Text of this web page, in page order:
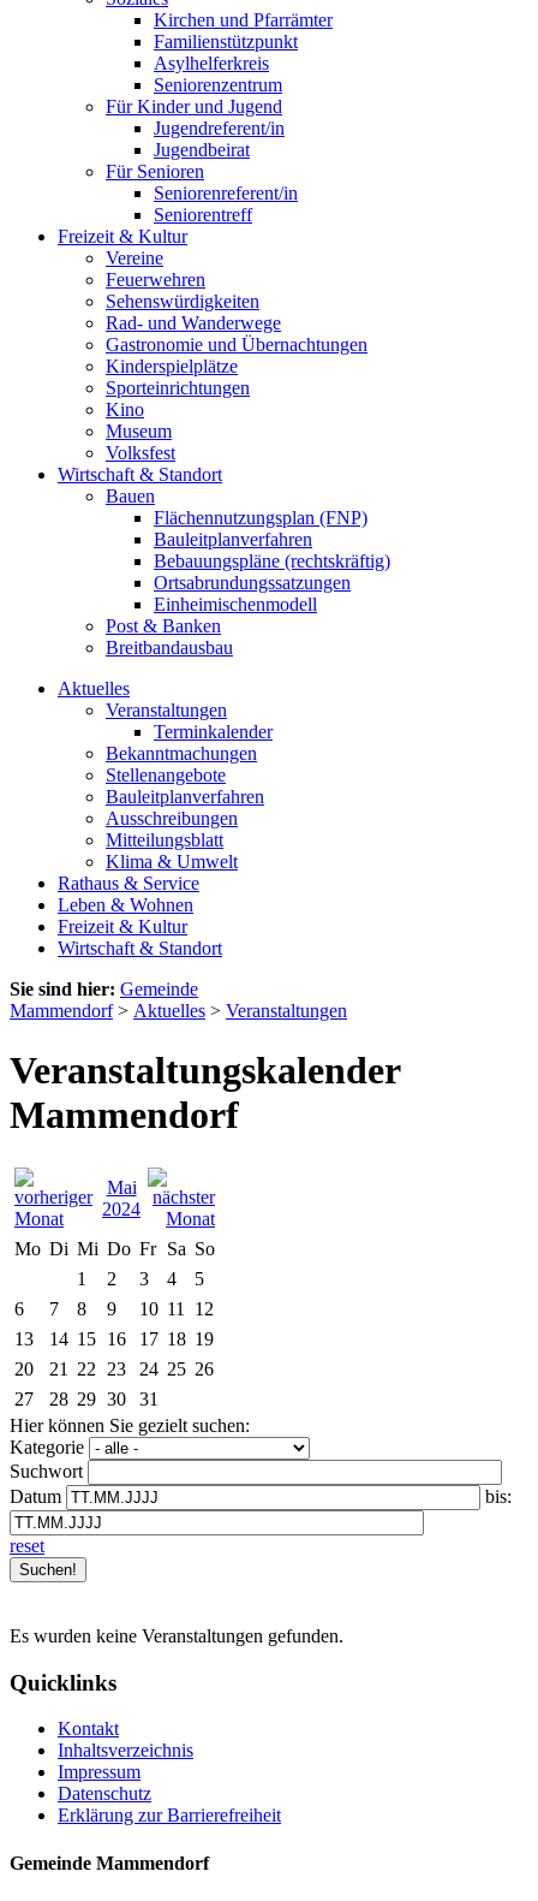
Kirchen und Pfarrämter
Familienstützpunkt
Asylhelferkreis
Seniorenzentrum
Für Kinder und Jugend
Jugendreferent/in
Jugendbeirat
Für Senioren
Seniorenreferent/in
Seniorentreff
Freizeit & Kultur
Vereine
Feuerwehren
Sehenswürdigkeiten
Rad- und Wanderwege
Gastronomie und Übernachtungen
Kinderspielplätze
Sporteinrichtungen
Kino
Museum
Volksfest
Wirtschaft & Standort
Bauen
Flächennutzungsplan (FNP)
Bauleitplanverfahren
Bebauungspläne (rechtskräftig)
Ortsabrundungssatzungen
Einheimischenmodell
Post & Banken
Breitbandausbau
Aktuelles
Veranstaltungen
Terminkalender
Bekanntmachungen
Stellenangebote
Bauleitplanverfahren
Ausschreibungen
Mitteilungsblatt
Klima & Umwelt
Rathaus & Service
Leben & Wohnen
Freizeit & Kultur
Wirtschaft & Standort
Sie sind hier: Gemeinde
Mammendorf> Aktuelles > Veranstaltungen
Veranstaltungskalender
Mammendorf
Mai
2024
Mo Di Mi Do Fr Sa So
1
2 3 4
5
6
7 8 9 10 11
12
13
14 15 16 17 18 19
20
21 22 23 24 25 26
27
28 29 30
31
Hier können Sie gezielt suchen:
Kategorie
Suchwort
Datum
bis:
reset
Es wurden keine Veranstaltungen gefunden.
Quicklinks
Kontakt
Inhaltsverzeichnis
Impressum
Datenschutz
Erklärung zur Barrierefreiheit
Gemeinde Mammendorf